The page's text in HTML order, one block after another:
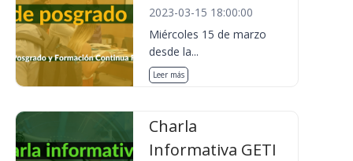
2023-03-15 18:00:00
Miércoles 15 de marzo
desde la...
Leer más
Charla
Informativa GETI